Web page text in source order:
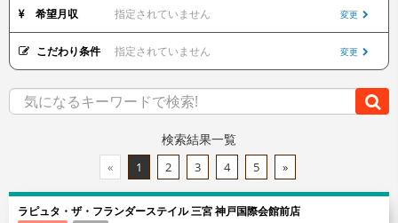
希望月収 指定されていません 変更
こだわり条件 指定されていません 変更
検索結果一覧
« 1 2 3 4 5 »
ラピュタ・ザ・フランダーステイル 三宮 神戸国際会館前店